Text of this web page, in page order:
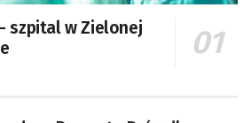
szpital w Zielonej